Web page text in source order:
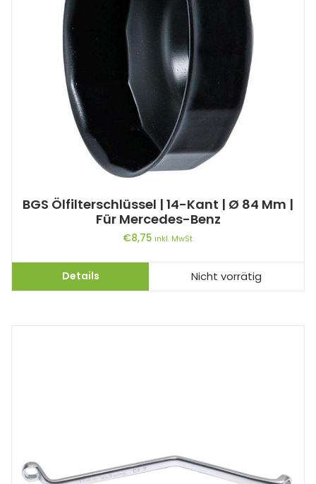
BGS Ölfilterschlüssel | 14-Kant | Ø 84 Mm |
Für Mercedes-Benz
€8,75 inkl. MwSt.
Details Nicht vorrätig